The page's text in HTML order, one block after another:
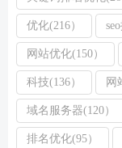
优化(216）
网站优化(150）
科技(136） 网
域名服务器(120）
排名优化(95）